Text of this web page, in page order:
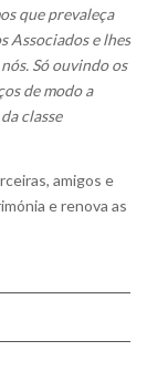
que prevaleça
Associados e lhes
Só ouvindo os
de modo a
classe
amigos e
e renova as